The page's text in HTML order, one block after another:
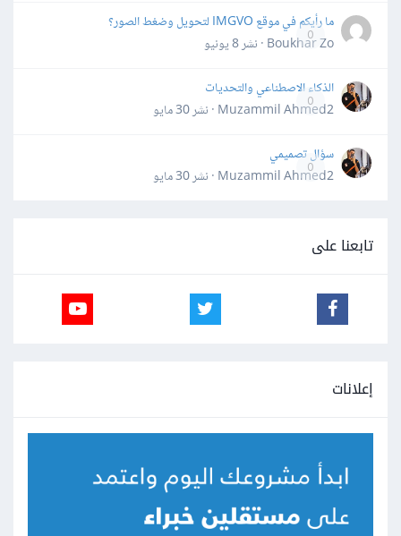
0
ما رأيكم في موقع IMGVO لتحويل وضغط الصور؟
Boukhar Zo · نشر
8 يونيو
0
الذكاء الاصطناعي والتحديات
Muzammil Ahmed2 · نشر
30 مايو
0
سؤال تصميمي
Muzammil Ahmed2 · نشر
30 مايو
تابعنا على
إعلانات